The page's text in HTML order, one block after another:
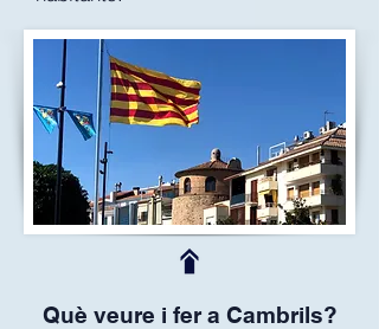
Què veure i fer a Cambrils?